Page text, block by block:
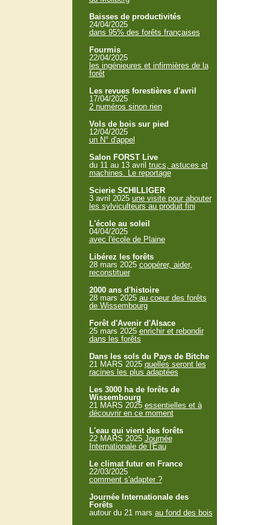
Baisses de productivités
24/04/2025
dans 95% des forêts françaises
Fourmis
22/04/2025
les ingénieures et infirmières de la
forêt
Les revues forestières d'avril
17/04/2025
2 numéros sinon rien
Vols de bois sur pied
12/04/2025
un N° d'appel
Salon FORST Live
du 11 au 13 avril trucs, astuces et
machines. Le reportage
Scierie SCHILLIGER
3 avril 2025 une visite pour abouter
les sylviculteurs au produit fini
L'école au soleil
04/04/2025
avec l'école de Plaine
Libérez les forêts
28 mars 2025 coopérer, aider,
reconstituer
2000 ans d'histoire
28 mars 2025 au coeur des forêts
de Wissembourg
Forêt d'Avenir d'Alsace
25 mars 2025 enrichir et rebondir
dans les forêts
Dans les sols du Pays de Bitche
21 MARS 2025 quelles seront les
racines les plus adaptées
Les 3000 ha de forêts de
Wissembourg
21 MARS 2025 essentielles et à
découvrir en ce moment
L'eau qui vient des forêts
22 MARS 2025 Journée
Internationale de l'Eau
Le climat futur en France
22/03/2025
comment s'adapter ?
Journée Internationale des
Forêts
autour du 21 mars au fond des bois